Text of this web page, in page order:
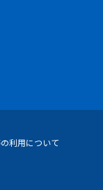
利用について